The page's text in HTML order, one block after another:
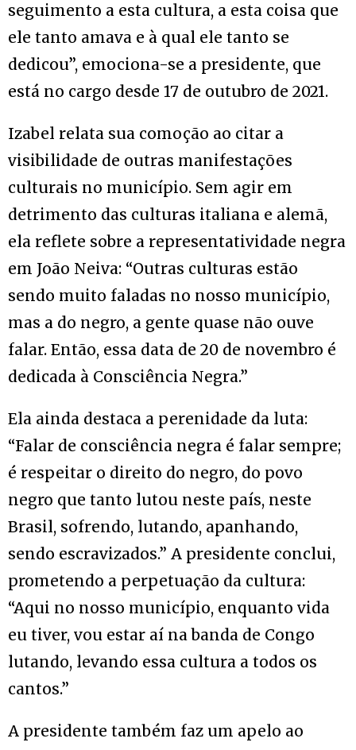
seguimento a esta cultura, a esta coisa que
ele tanto amava e à qual ele tanto se
dedicou”, emociona-se a presidente, que
está no cargo desde 17 de outubro de 2021.
Izabel relata sua comoção ao citar a
visibilidade de outras manifestações
culturais no município. Sem agir em
detrimento das culturas italiana e alemã,
ela reflete sobre a representatividade negra
em João Neiva: “Outras culturas estão
sendo muito faladas no nosso município,
mas a do negro, a gente quase não ouve
falar. Então, essa data de 20 de novembro é
dedicada à Consciência Negra.”
Ela ainda destaca a perenidade da luta:
“Falar de consciência negra é falar sempre;
é respeitar o direito do negro, do povo
negro que tanto lutou neste país, neste
Brasil, sofrendo, lutando, apanhando,
sendo escravizados.” A presidente conclui,
prometendo a perpetuação da cultura:
“Aqui no nosso município, enquanto vida
eu tiver, vou estar aí na banda de Congo
lutando, levando essa cultura a todos os
cantos.”
A presidente também faz um apelo ao